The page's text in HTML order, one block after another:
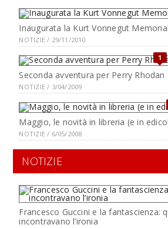
Inaugurata la Kurt Vonnegut
NOTIZIE / 29/11/2010
1
Seconda avventura per Perry Rhodan
NOTIZIE / 3/04/2009
Maggio, le novità in libreria (e in
NOTIZIE / 6/05/2008
NOTIZIE
Francesco Guccini e la fantascienza:
incontravano l’ironia